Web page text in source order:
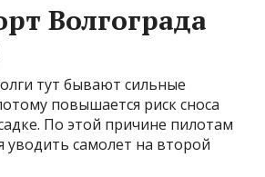
Волгограда
тут бывают сильные
повышается риск сноса
По этой причине пилотам
уводить самолет на второй